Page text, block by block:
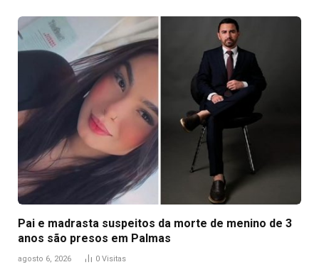
Pai e madrasta suspeitos da morte de menino de 3
anos são presos em Palmas
agosto 6, 2026 0 Visitas